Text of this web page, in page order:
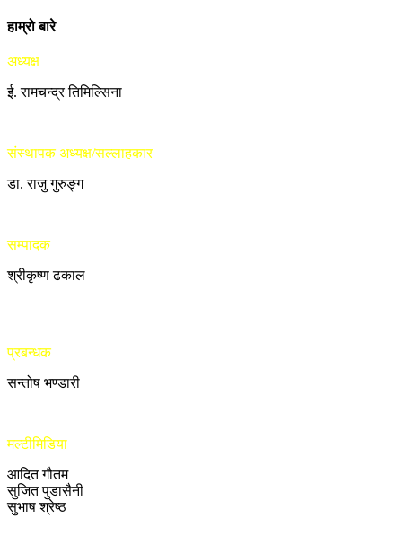
हाम्रो बारे
अध्यक्ष
ई. रामचन्द्र तिमिल्सिना
संस्थापक अध्यक्ष/सल्लाहकार
डा. राजु गुरुङ्ग
सम्पादक
श्रीकृष्ण ढकाल
प्रबन्धक
सन्तोष भण्डारी
मल्टीमिडिया
आदित गौतम
सुजित पुडासैनी
सुभाष श्रेष्ठ